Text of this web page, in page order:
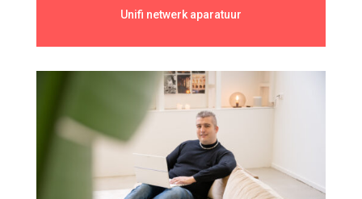
Unifi netwerk aparatuur